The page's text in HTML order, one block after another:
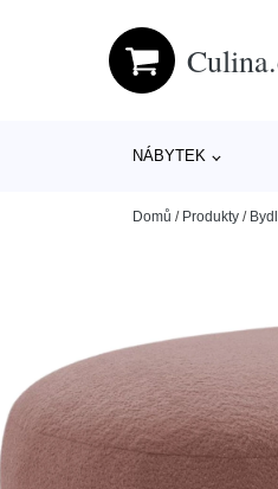
NÁBYTEK
Domů / Produkty /